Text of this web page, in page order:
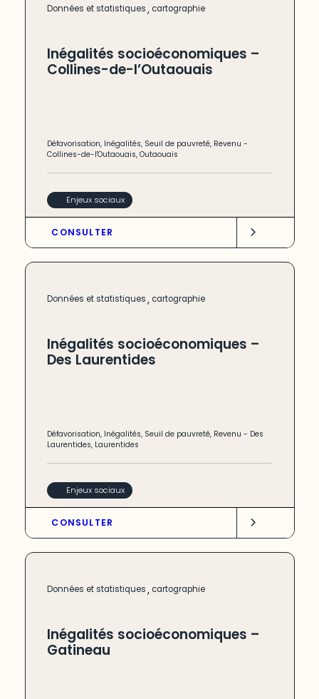
Données et statistiques, cartographie
Inégalités socioéconomiques –
Collines-de-l’Outaouais
Défavorisation, Inégalités, Seuil de pauvreté, Revenu -
Collines-de-l'Outaouais,Outaouais
Enjeux sociaux
CONSULTER
Données et statistiques, cartographie
Inégalités socioéconomiques –
Des Laurentides
Défavorisation, Inégalités, Seuil de pauvreté, Revenu - Des
Laurentides, Laurentides
Enjeux sociaux
CONSULTER
Données et statistiques, cartographie
Inégalités socioéconomiques –
Gatineau